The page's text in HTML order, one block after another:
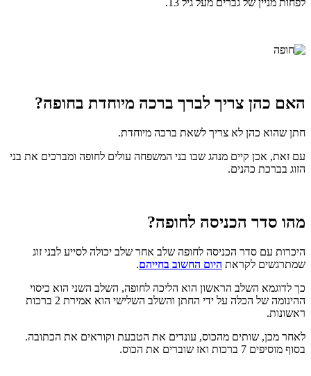
לפחות מניין של גברים מעל גיל 13.
האם כהן צריך לברך ברכה מיוחדת בחופה?
חתן שהוא כהן לא צריך לשאת ברכה מיוחדת.
עם זאת, אכן קיים מנהג שבו בני המשפחה עולים לחופה ומברכים את בני
הזוג בברכת כהנים.
מהו סדר הכניסה לחופה?
היכרות עם סדר הכניסה לחופה שלב אחר שלב יכולה לסייע לבני זוג
שמתרגשים לקראת היום החשוב בחייהם.
כך לדוגמא השלב הראשון הוא הליכה לחופה, השלב השני הוא כיסוי
ההינומה של הכלה על ידי החתן והשלב השלישי הוא אמירת 2 ברכות
ראשונות.
לאחר מכן, שותים מהכוס, עונדים את הטבעת וקוראים את הכתובה.
בסוף מוסיפים 7 ברכות ואז שוברים את הכוס.